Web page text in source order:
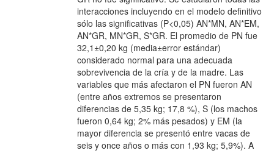
interacciones incluyendo en el modelo definitivo
sólo las significativas (P<0,05) AN*MN, AN*EM,
AN*GR, MN*GR, S*GR. El promedio de PN fue
32,1±0,20 kg (media±error estándar)
considerado normal para una adecuada
sobrevivencia de la cría y de la madre. Las
variables que más afectaron el PN fueron AN
(entre años extremos se presentaron
diferencias de 5,35 kg; 17,8 %), S (los machos
fueron 0,64 kg; 2% más pesados) y EM (la
mayor diferencia se presentó entre vacas de
seis y once años o más con 1,93 kg; 5,9%). A